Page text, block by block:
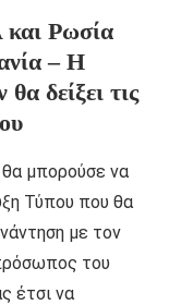
Ρωσία
– Η
δείξει τις
μπορούσε να
Τύπου που θα
με τον
του
έτσι να